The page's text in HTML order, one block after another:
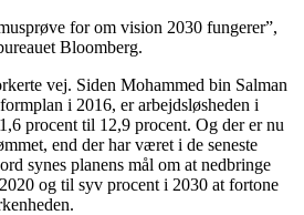
for om vision 2030 fungerer”,
Bloomberg.
vej. Siden Mohammed bin Salman
i 2016, er arbejdsløsheden i
procent til 12,9 procent. Og der er nu
end der har været i de seneste
synes planens mål om at nedbringe
og til syv procent i 2030 at fortone